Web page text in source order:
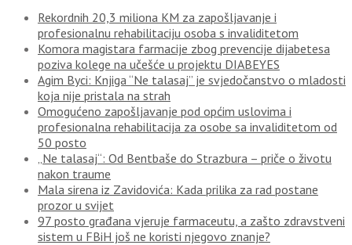
Rekordnih 20,3 miliona KM za zapošljavanje i
profesionalnu rehabilitaciju osoba s invaliditetom
Komora magistara farmacije zbog prevencije dijabetesa
poziva kolege na učešće u projektu DIABEYES
Agim Byci: Knjiga “Ne talasaj” je svjedočanstvo o mladosti
koja nije pristala na strah
Omogućeno zapošljavanje pod općim uslovima i
profesionalna rehabilitacija za osobe sa invaliditetom od
50 posto
„Ne talasaj“: Od Bentbaše do Strazbura – priče o životu
nakon traume
Mala sirena iz Zavidovića: Kada prilika za rad postane
prozor u svijet
97 posto građana vjeruje farmaceutu, a zašto zdravstveni
sistem u FBiH još ne koristi njegovo znanje?